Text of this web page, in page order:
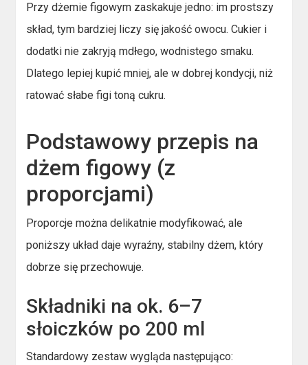
Przy dżemie figowym zaskakuje jedno: im prostszy
skład, tym bardziej liczy się jakość owocu. Cukier i
dodatki nie zakryją mdłego, wodnistego smaku.
Dlatego lepiej kupić mniej, ale w dobrej kondycji, niż
ratować słabe figi toną cukru.
Podstawowy przepis na
dżem figowy (z
proporcjami)
Proporcje można delikatnie modyfikować, ale
poniższy układ daje wyraźny, stabilny dżem, który
dobrze się przechowuje.
Składniki na ok. 6–7
słoiczków po 200 ml
Standardowy zestaw wygląda następująco: